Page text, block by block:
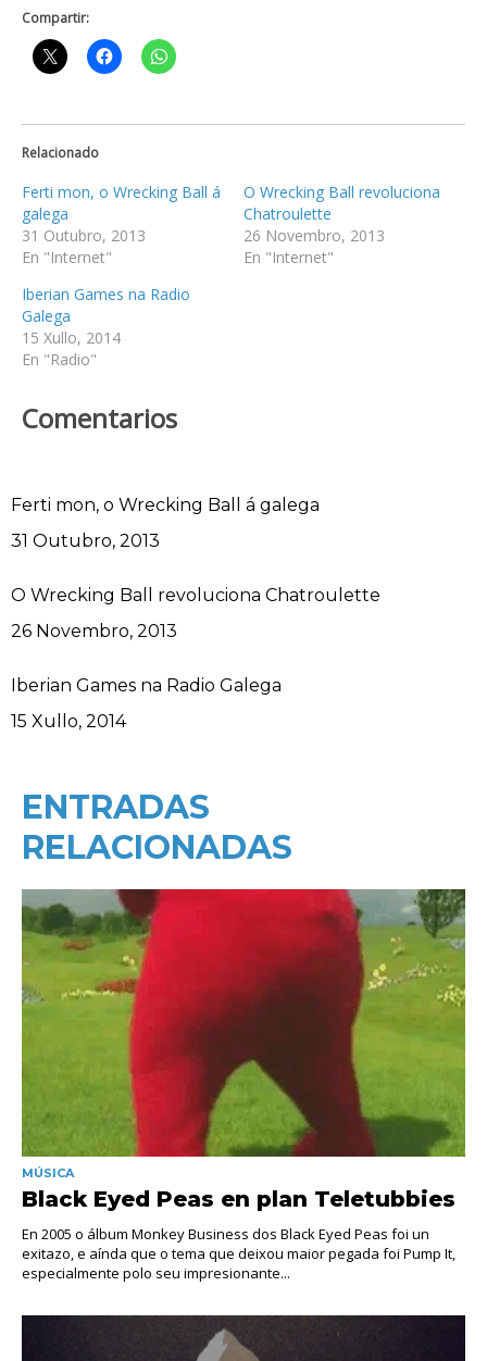
Compartir:
Relacionado
Ferti mon, o Wrecking Ball á
galega
31 Outubro, 2013
En "Internet"
O Wrecking Ball revoluciona
Chatroulette
26 Novembro, 2013
En "Internet"
Iberian Games na Radio
Galega
15 Xullo, 2014
En "Radio"
Comentarios
Ferti mon, o Wrecking Ball á galega
Data
31 Outubro, 2013
O Wrecking Ball revoluciona Chatroulette
Data
26 Novembro, 2013
Iberian Games na Radio Galega
Data
15 Xullo, 2014
ENTRADAS
RELACIONADAS
MÚSICA
Black Eyed Peas en plan Teletubbies
En 2005 o álbum Monkey Business dos Black Eyed Peas foi un
exitazo, e aínda que o tema que deixou maior pegada foi Pump It,
especialmente polo seu impresionante...